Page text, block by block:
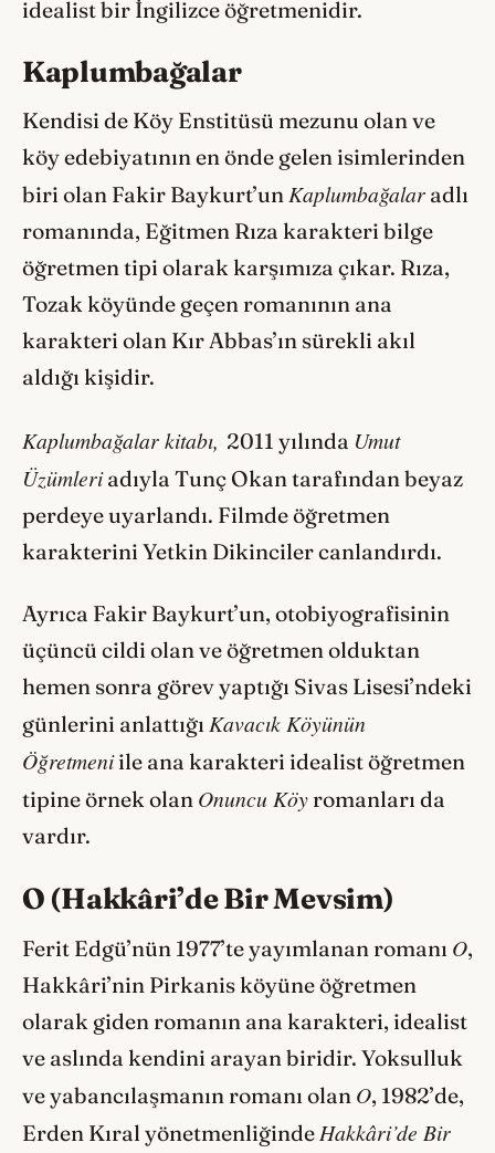
idealist bir İngilizce öğretmenidir.
Kaplumbağalar
Kendisi de Köy Enstitüsü mezunu olan ve
köy edebiyatının en önde gelen isimlerinden
biri olan Fakir Baykurt’unKaplumbağalar adlı
romanında, Eğitmen Rıza karakteri bilge
öğretmen tipi olarak karşımıza çıkar. Rıza,
Tozak köyünde geçen romanının ana
karakteri olan Kır Abbas’ın sürekli akıl
aldığı kişidir.
Kaplumbağalar kitabı, 2011 yılında Umut
Üzümleriadıyla Tunç Okan tarafından beyaz
perdeye uyarlandı. Filmde öğretmen
karakterini Yetkin Dikinciler canlandırdı.
Ayrıca Fakir Baykurt’un, otobiyografisinin
üçüncü cildi olan ve öğretmen olduktan
hemen sonra görev yaptığı Sivas Lisesi’ndeki
günlerini anlattığı Kavacık Köyünün
Öğretmeniile ana karakteri idealist öğretmen
tipine örnek olan Onuncu Köy romanları da
vardır.
O (Hakkâri’de Bir Mevsim)
Ferit Edgü’nün 1977’te yayımlanan romanı O,
Hakkâri’nin Pirkanis köyüne öğretmen
olarak giden romanın ana karakteri, idealist
ve aslında kendini arayan biridir. Yoksulluk
ve yabancılaşmanın romanı olan O, 1982’de,
Erden Kıral yönetmenliğinde Hakkâri’de Bir